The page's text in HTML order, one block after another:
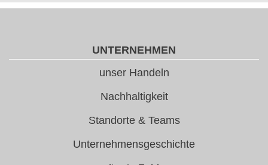
UNTERNEHMEN
unser Handeln
Nachhaltigkeit
Standorte & Teams
Unternehmensgeschichte